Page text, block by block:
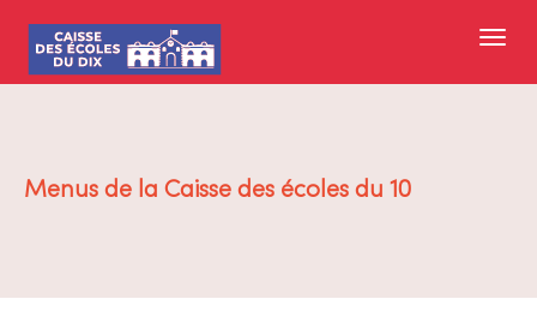
Menus de la Caisse des écoles du 10